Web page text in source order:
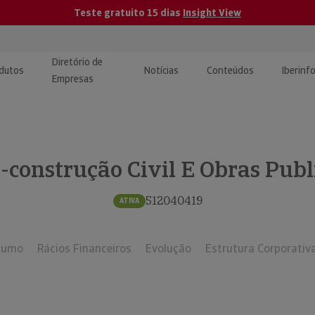
Teste gratuito 15 dias Insight View
e Monitorização de
Diretório de
Empresas
Notícias Conteúdos
| Estudos e
construção Civil E Obras
ATIVA 512040419
Rácios Financeiros Evolução Estrutura Corporativa